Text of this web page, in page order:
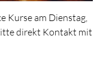
Kurse am Dienstag,
direkt Kontakt mit